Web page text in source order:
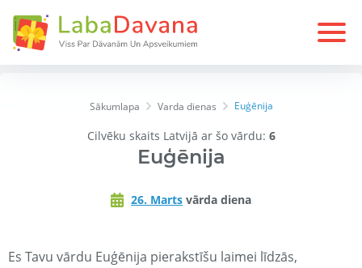
Sākumlapa Varda dienas Euģēnija
Cilvēku skaits Latvijā ar šo vārdu: 6
Euģēnija
26. Marts vārda diena
Es Tavu vārdu Euģēnija pierakstīšu laimei līdzās,